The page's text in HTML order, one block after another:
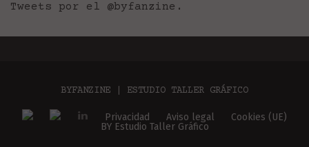
Tweets por el @byfanzine.
BYFANZINE | ESTUDIO TALLER GRÁFICO
Privacidad Aviso legal
Cookies (UE)
BY Estudio Taller Gráfico